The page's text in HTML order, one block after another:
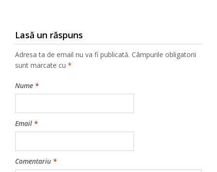
Lasă un răspuns
Adresa ta de email nu va fi publicată. Câmpurile obligatorii
sunt marcate cu*
Nume *
Email *
Comentariu *